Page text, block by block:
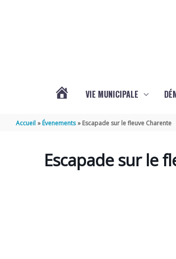
VIE MUNICIPALE
Accueil Évenements Escapade sur le fleuve Charente
Escapade sur le